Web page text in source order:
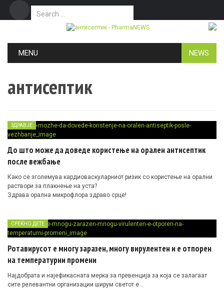
Search for:
MENU NEWS
антисептик
ЗДРАВЈЕ
До што може да доведе користење на орален антисептик
после вежбање
Како се зголемува кардиоваскуларниот ризик со користење на орални
раствори за плакнење на уста?
Здрава орална микрофлора здраво срце!
СРЕЌНО ДЕТЕ
Ротавирусот е многу заразен, многу вирулентен и е отпорен
на температурни промени
Најдобрата и најефикасната мерка за превенција за која се залагаат
сите релевантни организации ширум светот е…